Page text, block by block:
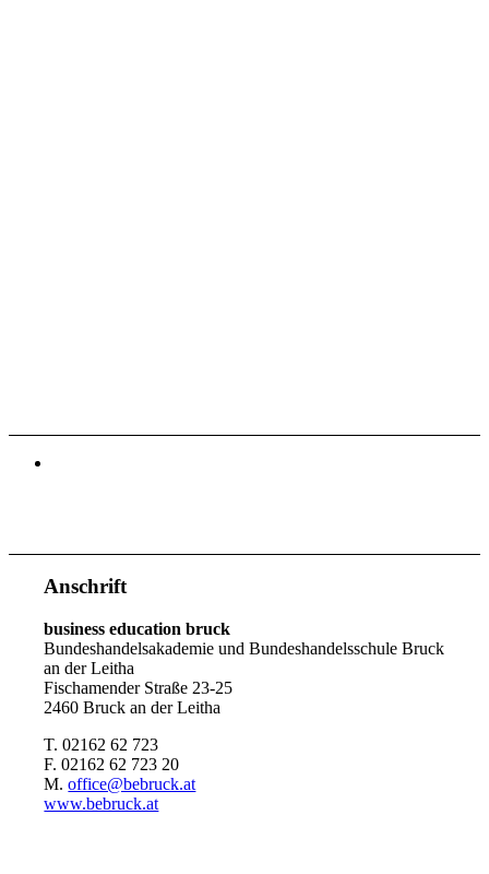
Anschrift
business education bruck
Bundeshandelsakademie und Bundeshandelsschule Bruck
an der Leitha
Fischamender Straße 23-25
2460 Bruck an der Leitha
T. 02162 62 723
F. 02162 62 723 20
M.office@bebruck.at
www.bebruck.at